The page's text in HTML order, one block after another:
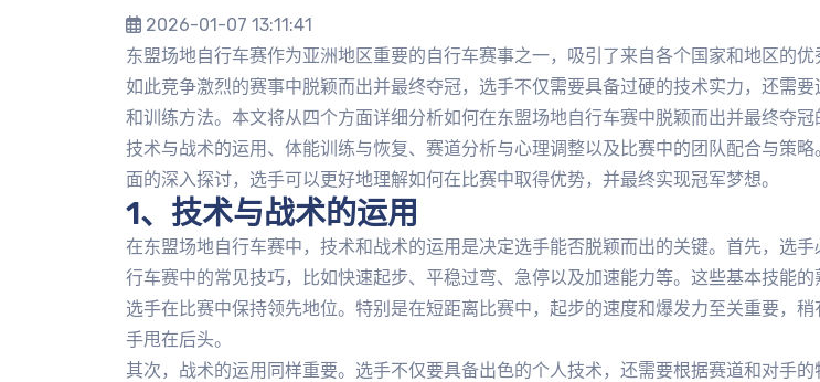
2026-01-07 13:11:41
东盟场地自行车赛作为亚洲地区重要的自行车赛事之一，吸引了来自各个国家和地区的优
如此竞争激烈的赛事中脱颖而出并最终夺冠，选手不仅需要具备过硬的技术实力，还需
和训练方法。本文将从四个方面详细分析如何在东盟场地自行车赛中脱颖而出并最终夺冠
技术与战术的运用、体能训练与恢复、赛道分析与心理调整以及比赛中的团队配合与策略
面的深入探讨，选手可以更好地理解如何在比赛中取得优势，并最终实现冠军梦想。
1、技术与战术的运用
在东盟场地自行车赛中，技术和战术的运用是决定选手能否脱颖而出的关键。首先，选手
行车赛中的常见技巧，比如快速起步、平稳过弯、急停以及加速能力等。这些基本技能的
选手在比赛中保持领先地位。特别是在短距离比赛中，起步的速度和爆发力至关重要，
手甩在后头。
其次，战术的运用同样重要。选手不仅要具备出色的个人技术，还需要根据赛道和对手的